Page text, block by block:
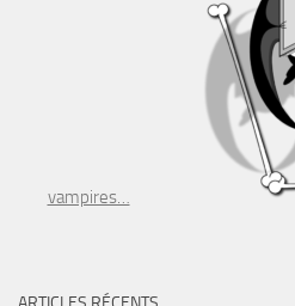
vampires…